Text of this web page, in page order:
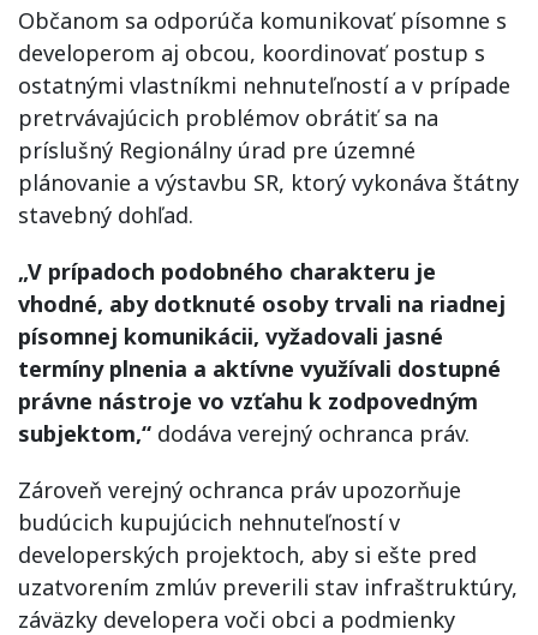
Občanom sa odporúča komunikovať písomne s
developerom aj obcou, koordinovať postup s
ostatnými vlastníkmi nehnuteľností a v prípade
pretrvávajúcich problémov obrátiť sa na
príslušný Regionálny úrad pre územné
plánovanie a výstavbu SR, ktorý vykonáva štátny
stavebný dohľad.
„V prípadoch podobného charakteru je
vhodné, aby dotknuté osoby trvali na riadnej
písomnej komunikácii, vyžadovali jasné
termíny plnenia a aktívne využívali dostupné
právne nástroje vo vzťahu k zodpovedným
subjektom,“ dodáva verejný ochranca práv.
Zároveň verejný ochranca práv upozorňuje
budúcich kupujúcich nehnuteľností v
developerských projektoch, aby si ešte pred
uzatvorením zmlúv preverili stav infraštruktúry,
záväzky developera voči obci a podmienky